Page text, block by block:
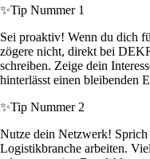
✨Tip Nummer 1
Sei proaktiv! Wenn du dich
zögere nicht, direkt bei
schreiben. Zeige dein
hinterlässt einen bleibenden
✨Tip Nummer 2
Nutze dein Netzwerk!
Logistikbranche arbeiten.